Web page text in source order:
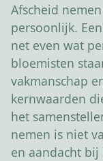
Afscheid
persoonlijk.
net even wat
bloemisten
vakmanschap
kernwaarden
het
nemen is niet
en aandacht